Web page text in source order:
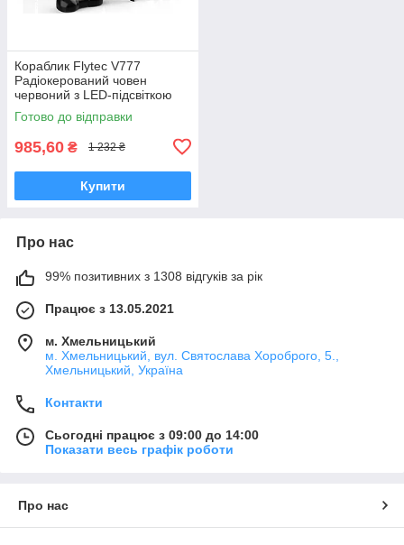
Кораблик Flytec V777
Радіокерований човен
червоний з LED-підсвіткою
Готово до відправки
985,60 ₴ 1 232 ₴
Купити
Про нас
99% позитивних з 1308 відгуків за рік
Працює з 13.05.2021
м. Хмельницький
м. Хмельницький, вул. Святослава Хороброго, 5.,
Хмельницький, Україна
Контакти
Сьогодні працює з 09:00 до 14:00
Показати весь графік роботи
Про нас